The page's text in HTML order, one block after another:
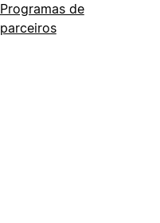
Programas de
parceiros